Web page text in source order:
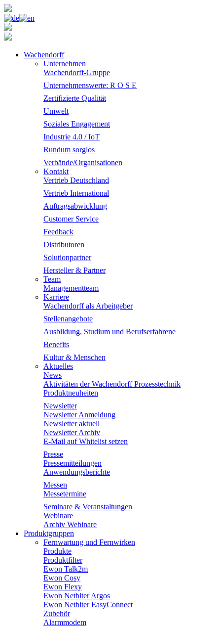
Wachendorff
Unternehmen
Wachendorff-Gruppe
Unternehmenswerte: R O S E
Zertifizierte Qualität
Umwelt
Soziales Engagement
Industrie 4.0 / IoT
Rundum sorglos
Verbände/Organisationen
Kontakt
Vertrieb Deutschland
Vertrieb International
Auftragsabwicklung
Customer Service
Feedback
Distributoren
Solutionpartner
Hersteller & Partner
Team
Managementteam
Karriere
Wachendorff als Arbeitgeber
Stellenangebote
Ausbildung, Studium und Berufserfahrene
Benefits
Kultur & Menschen
Aktuelles
News
Aktivitäten der Wachendorff Prozesstechnik
Produktneuheiten
Newsletter
Newsletter Anmeldung
Newsletter aktuell
Newsletter Archiv
E-Mail auf Whitelist setzen
Presse
Pressemitteilungen
Anwendungsberichte
Messen
Messetermine
Seminare & Veranstaltungen
Webinare
Archiv Webinare
Produktgruppen
Fernwartung und Fernwirken
Produkte
Produktfilter
Ewon Talk2m
Ewon Cosy
Ewon Flexy
Ewon Netbiter Argos
Ewon Netbiter EasyConnect
Zubehör
Alarmmodem